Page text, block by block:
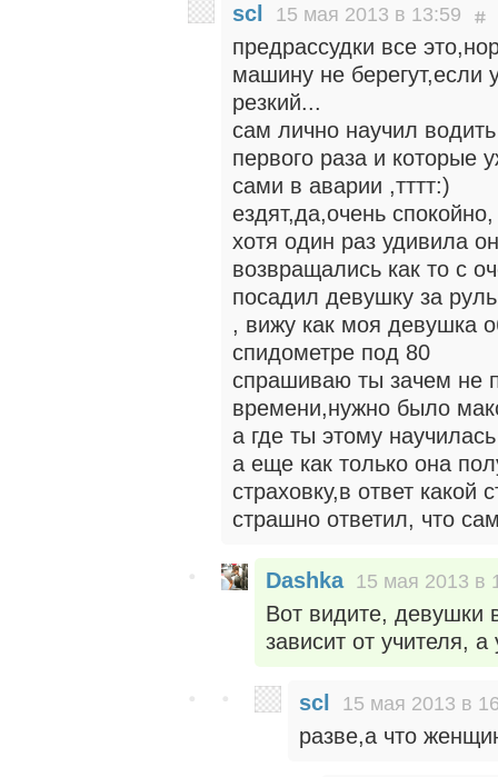
scl 15 мая 2013 в 13:59
предрассудки все
машину не берегут,если
резкий...
сам лично научил
первого раза и которые
сами в аварии ,тттт:)
ездят,да,очень
хотя один раз удивила
возвращались как то с
посадил девушку за
, вижу как моя девушка
спидометре под 80
спрашиваю ты зачем не
времени,нужно было
а где ты этому
а еще как только она
страховку,в ответ какой
страшно ответил, что
Dashka 15 мая 2013 в
Вот видите, девушки
зависит от учителя,
scl 15 мая 2013 в
разве,а что